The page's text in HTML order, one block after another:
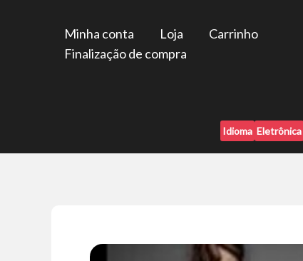
Minha conta Loja
Carrinho
Finalização de compra
Idioma Eletrônica